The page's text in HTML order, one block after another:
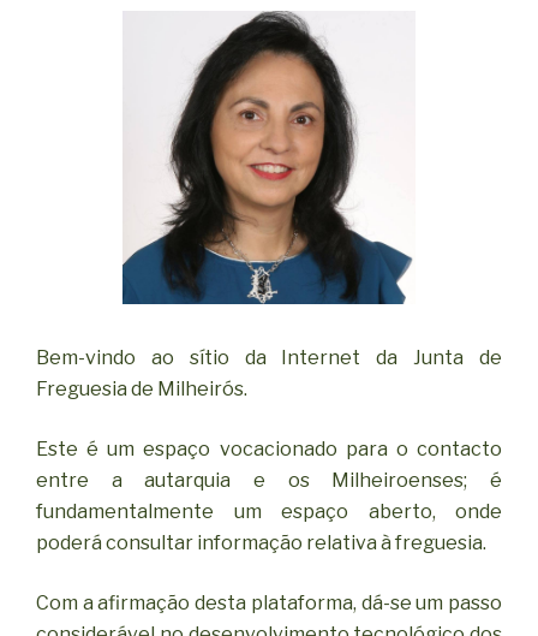
Bem-vindo ao sítio da Internet da Junta de
Freguesia de Milheirós.
Este é um espaço vocacionado para o contacto
entre a autarquia e os Milheiroenses; é
fundamentalmente um espaço aberto, onde
poderá consultar informação relativa à freguesia.
Com a afirmação desta plataforma, dá-se um passo